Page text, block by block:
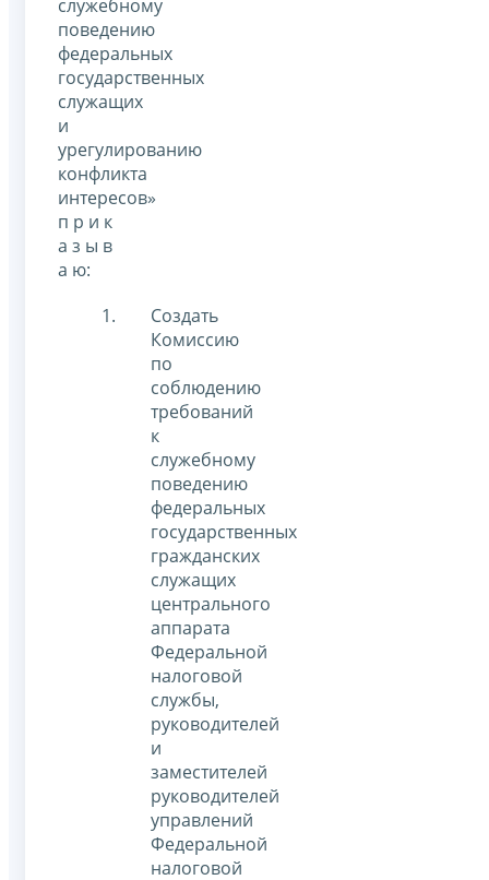
служебному
поведению
федеральных
государственных
служащих
и
урегулированию
конфликта
интересов»
п р и к
а з ы в
а ю:
Создать
Комиссию
по
соблюдению
требований
к
служебному
поведению
федеральных
государственных
гражданских
служащих
центрального
аппарата
Федеральной
налоговой
службы,
руководителей
и
заместителей
руководителей
управлений
Федеральной
налоговой